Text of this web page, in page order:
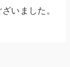
いました。